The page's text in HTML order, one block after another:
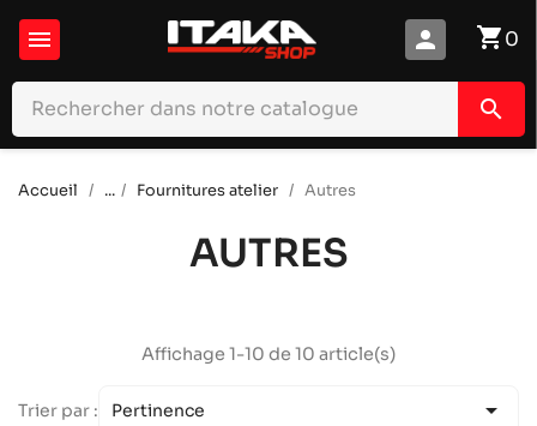
 shopping_cart0
person
search
Accueil ... Fournitures atelier Autres
AUTRES
Affichage 1-10 de 10 article(s)
Trier par : Pertinence 